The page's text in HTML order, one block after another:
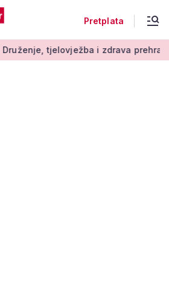
Pretplata
i zdrava prehrana za